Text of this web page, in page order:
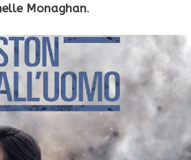
Monaghan.